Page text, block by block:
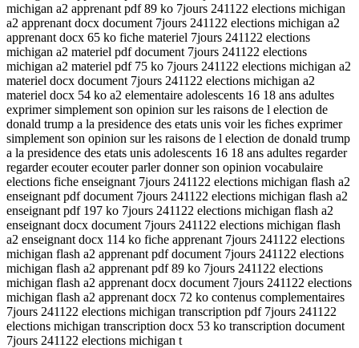
michigan a2 apprenant pdf 89 ko 7jours 241122 elections michigan
a2 apprenant docx document 7jours 241122 elections michigan a2
apprenant docx 65 ko fiche materiel 7jours 241122 elections
michigan a2 materiel pdf document 7jours 241122 elections
michigan a2 materiel pdf 75 ko 7jours 241122 elections michigan a2
materiel docx document 7jours 241122 elections michigan a2
materiel docx 54 ko a2 elementaire adolescents 16 18 ans adultes
exprimer simplement son opinion sur les raisons de l election de
donald trump a la presidence des etats unis voir les fiches exprimer
simplement son opinion sur les raisons de l election de donald trump
a la presidence des etats unis adolescents 16 18 ans adultes regarder
regarder ecouter ecouter parler donner son opinion vocabulaire
elections fiche enseignant 7jours 241122 elections michigan flash a2
enseignant pdf document 7jours 241122 elections michigan flash a2
enseignant pdf 197 ko 7jours 241122 elections michigan flash a2
enseignant docx document 7jours 241122 elections michigan flash
a2 enseignant docx 114 ko fiche apprenant 7jours 241122 elections
michigan flash a2 apprenant pdf document 7jours 241122 elections
michigan flash a2 apprenant pdf 89 ko 7jours 241122 elections
michigan flash a2 apprenant docx document 7jours 241122 elections
michigan flash a2 apprenant docx 72 ko contenus complementaires
7jours 241122 elections michigan transcription pdf 7jours 241122
elections michigan transcription docx 53 ko transcription document
7jours 241122 elections michigan t